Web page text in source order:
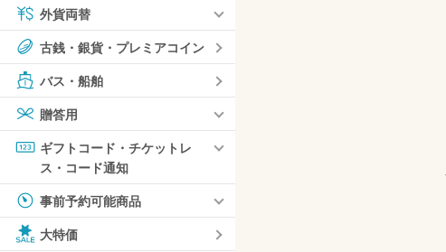
外貨両替
古銭・銀貨・プレミアコイン
バス・船舶
贈答用
ギフトコード・チケットレ
ス・コード通知
事前予約可能商品
大特価